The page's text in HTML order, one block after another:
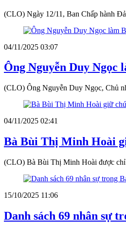
(CLO) Ngày 12/11, Ban Chấp hành
04/11/2025 03:07
Ông Nguyễn Duy Ngọc
(CLO) Ông Nguyễn Duy Ngọc, Chủ
04/11/2025 02:41
Bà Bùi Thị Minh Hoài
(CLO) Bà Bùi Thị Minh Hoài được
15/10/2025 11:06
Danh sách 69 nhân sự